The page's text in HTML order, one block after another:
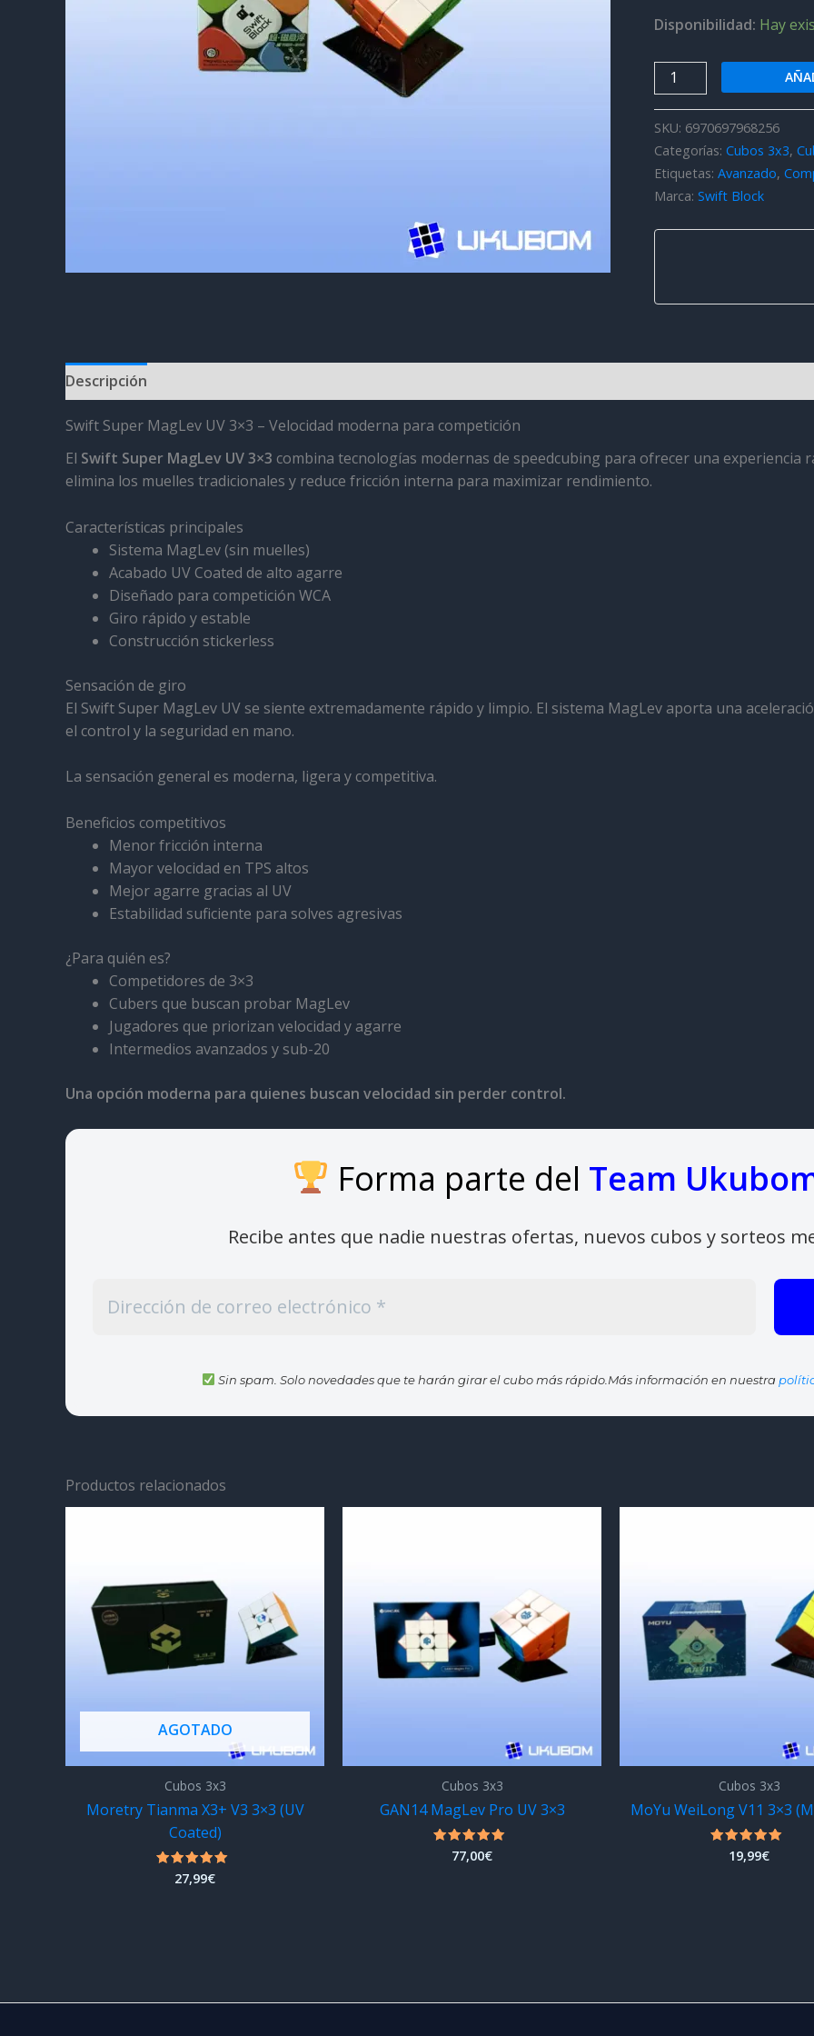
Disponibilidad: Hay
Swift
Super
MagLev
UV
3x3
cantidad
SKU: 6970697968256
Categorías: Cubos 3x3,
Etiquetas: Avanzado,
Marca: Swift Block
Descripción
Swift Super MagLev UV 3×3 – Velocidad moderna para competición
El Swift Super MagLev UV 3×3 combina tecnologías modernas de speedcubing para ofrecer una experiencia
elimina los muelles tradicionales y reduce fricción interna para maximizar rendimiento.
Características principales
Sistema MagLev (sin muelles)
Acabado UV Coated de alto agarre
Diseñado para competición WCA
Giro rápido y estable
Construcción stickerless
Sensación de giro
El Swift Super MagLev UV se siente extremadamente rápido y limpio. El sistema MagLev aporta una
el control y la seguridad en mano.
La sensación general es moderna, ligera y competitiva.
Beneficios competitivos
Menor fricción interna
Mayor velocidad en TPS altos
Mejor agarre gracias al UV
Estabilidad suficiente para solves agresivas
¿Para quién es?
Competidores de 3×3
Cubers que buscan probar MagLev
Jugadores que priorizan velocidad y agarre
Intermedios avanzados y sub-20
Una opción moderna para quienes buscan velocidad sin perder control.
Forma parte del Team
Recibe antes que nadie nuestras ofertas, nuevos cubos y sorteos
Sin spam. Solo novedades que te harán girar el cubo más rápido.Más información en nuestra
Productos relacionados
AGOTADO
Cubos 3x3
Moretry Tianma X3+ V3 3×3 (UV
Coated)
Valorado
con
27,99€
Cubos 3x3
GAN14 MagLev Pro UV 3×3
Valorado
con
77,00€
Cubos 3x3
MoYu WeiLong V11 3×3
Valorado
con
19,99€